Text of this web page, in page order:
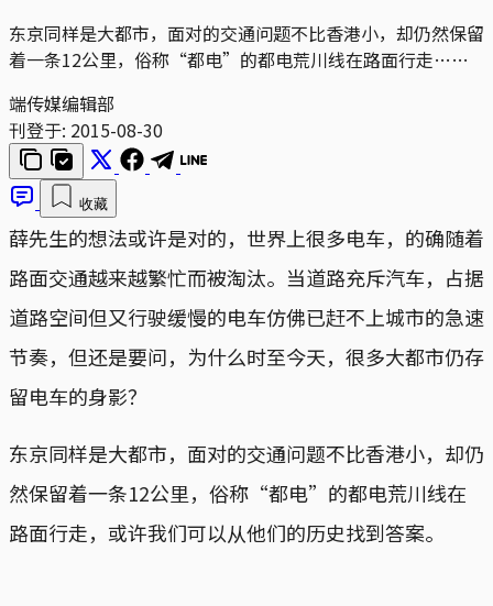
东京同样是大都市，面对的交通问题不比香港小，却仍然保留
着一条12公里，俗称“都电”的都电荒川线在路面行走……
端传媒编辑部
刊登于: 2015-08-30
收藏
薛先生的想法或许是对的，世界上很多电车，的确随着
路面交通越来越繁忙而被淘汰。当道路充斥汽车，占据
道路空间但又行驶缓慢的电车仿佛已赶不上城市的急速
节奏，但还是要问，为什么时至今天，很多大都市仍存
留电车的身影？
东京同样是大都市，面对的交通问题不比香港小，却仍
然保留着一条12公里，俗称“都电”的都电荒川线在
路面行走，或许我们可以从他们的历史找到答案。